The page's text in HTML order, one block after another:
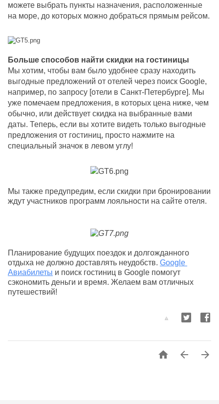
можете выбрать пункты назначения, расположенные
на море, до которых можно добраться прямым рейсом.
Больше способов найти скидки на гостиницы
Мы хотим, чтобы вам было удобнее сразу находить
выгодные предложений от отелей через поиск Google,
например, по запросу [отели в Санкт-Петербурге]. Мы
уже помечаем предложения, в которых цена ниже, чем
обычно, или действует скидка на выбранные вами
даты. Теперь, если вы хотите видеть только выгодные
предложения от гостиниц, просто нажмите на
специальный значок в левом углу!
Мы также предупредим, если скидки при бронировании
ждут участников программ лояльности на сайте отеля.
Планирование будущих поездок и долгожданного
отдыха не должно доставлять неудобств. Google
Авиабилеты и поиск гостиниц в Google помогут
сэкономить деньги и время. Желаем вам отличных
путешествий!
  